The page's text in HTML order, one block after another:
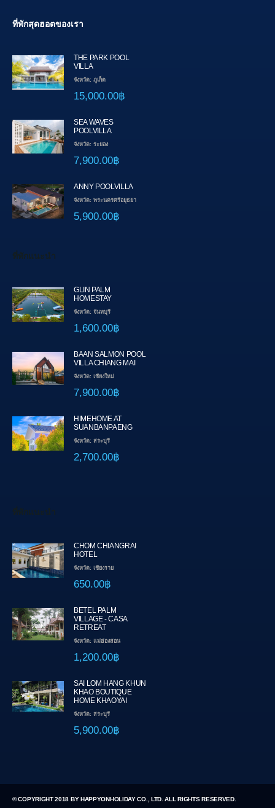
ที่พักสุดฮอตของเรา
THE PARK POOL
VILLA
จังหวัด: ภูเก็ต
15,000.00฿
SEA WAVES
POOLVILLA
จังหวัด: ระยอง
7,900.00฿
ANNY POOLVILLA
จังหวัด: พระนครศรีอยุธยา
5,900.00฿
ที่พักแนะนำ
GLIN PALM
HOMESTAY
จังหวัด: จันทบุรี
1,600.00฿
BAAN SALMON POOL
VILLA CHIANG MAI
จังหวัด: เชียงใหม่
7,900.00฿
HIMEHOME AT
SUANBANPAENG
จังหวัด: สระบุรี
2,700.00฿
ที่พักแนะนำ
CHOM CHIANGRAI
HOTEL
จังหวัด: เชียงราย
650.00฿
BETEL PALM
VILLAGE - CASA
RETREAT
จังหวัด: แม่ฮ่องสอน
1,200.00฿
SAI LOM HANG KHUN
KHAO BOUTIQUE
HOME KHAOYAI
จังหวัด: สระบุรี
5,900.00฿
© COPYRIGHT 2018 BY HAPPYONHOLIDAY CO., LTD. ALL RIGHTS RESERVED.